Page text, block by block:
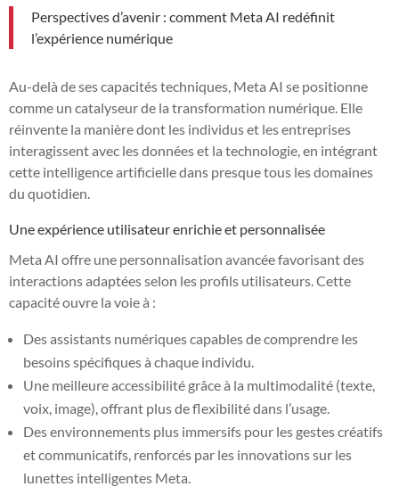
Perspectives d’avenir : comment Meta AI redéfinit
l’expérience numérique
Au-delà de ses capacités techniques, Meta AI se positionne
comme un catalyseur de la transformation numérique. Elle
réinvente la manière dont les individus et les entreprises
interagissent avec les données et la technologie, en intégrant
cette intelligence artificielle dans presque tous les domaines
du quotidien.
Une expérience utilisateur enrichie et personnalisée
Meta AI offre une personnalisation avancée favorisant des
interactions adaptées selon les profils utilisateurs. Cette
capacité ouvre la voie à :
Des assistants numériques capables de comprendre les
besoins spécifiques à chaque individu.
Une meilleure accessibilité grâce à la multimodalité (texte,
voix, image), offrant plus de flexibilité dans l’usage.
Des environnements plus immersifs pour les gestes créatifs
et communicatifs, renforcés par les innovations sur les
lunettes intelligentes Meta.